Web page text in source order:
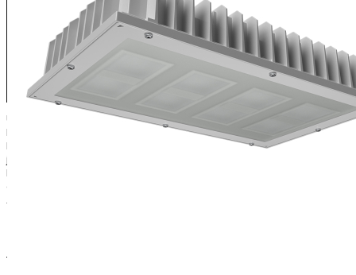
UUSI XENRE LED-syväsäteilijä soveltuu erinomaisesti teollisuuden
korkeisiin asennuskohteisiin, jotka vaativat valaisimelta erityistä
kestävyyttä. Tyypillisiä sovellusalueita ovat mm. konepajat, paperi-
ja sellutehtaat, sahat ja puunjalostusteollisuus, varastot jne.
Polykarbonaattikuvulla varustettuna valaisin soveltuu
erinomaisesti myös mm. elintarviketeollisuuden kohteisiin.
Asennuskisko ja kiinnikkeet tilataan erikseen.